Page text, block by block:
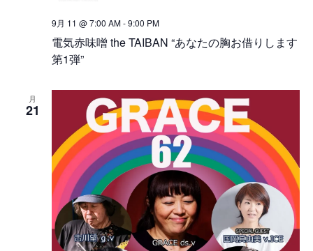
電気赤味噌 the TAIBAN “あなたの胸お借りします
第1弾”
9月 11 @ 7:00 AM-9:00 PM
月
21